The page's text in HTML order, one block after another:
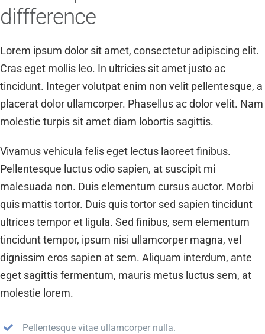
diffference
Lorem ipsum dolor sit amet, consectetur adipiscing elit.
Cras eget mollis leo. In ultricies sit amet justo ac
tincidunt. Integer volutpat enim non velit pellentesque, a
placerat dolor ullamcorper. Phasellus ac dolor velit. Nam
molestie turpis sit amet diam lobortis sagittis.
Vivamus vehicula felis eget lectus laoreet finibus.
Pellentesque luctus odio sapien, at suscipit mi
malesuada non. Duis elementum cursus auctor. Morbi
quis mattis tortor. Duis quis tortor sed sapien tincidunt
ultrices tempor et ligula. Sed finibus, sem elementum
tincidunt tempor, ipsum nisi ullamcorper magna, vel
dignissim eros sapien at sem. Aliquam interdum, ante
eget sagittis fermentum, mauris metus luctus sem, at
molestie lorem.
Pellentesque vitae ullamcorper nulla.